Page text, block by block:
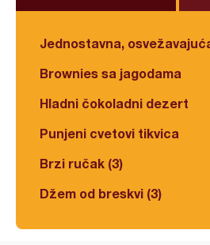
Jednostavna,
Brownies sa jagodama
Hladni čokoladni dezert
Punjeni cvetovi tikvica
Brzi ručak (3)
Džem od breskvi (3)